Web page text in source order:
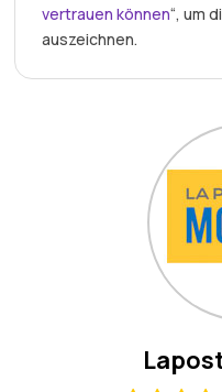
vertrauen können“, um
auszeichnen.